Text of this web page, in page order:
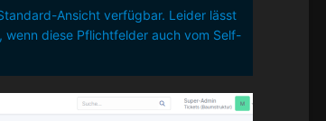
Ansicht verfügbar. Leider lässt
wenn diese Pflichtfelder auch vom Self-